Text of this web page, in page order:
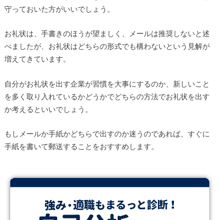
守っておいた方がいいでしょう。
お礼状は、手書きのほうが望ましく、メールは推奨しないと述
べましたが、お礼状はどちらの形式でも構わないという見解が
増えてきています。
自分がお礼状を出す企業が習慣を大事にするのか、新しいこと
を多く取り入れているかどうかでどちらの方法でお礼状を出す
か考えるといいでしょう。
もしメールか手紙かどちらで出すのか迷うのであれば、すぐに
手紙を書いて郵送することをおすすめします。